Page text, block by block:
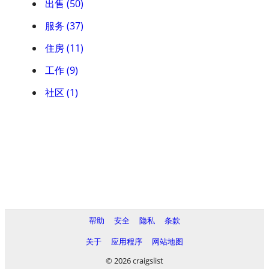
出售 (50)
服务 (37)
住房 (11)
工作 (9)
社区 (1)
帮助 安全 隐私
条款
关于
应用程序
网站地图
© 2026 craigslist